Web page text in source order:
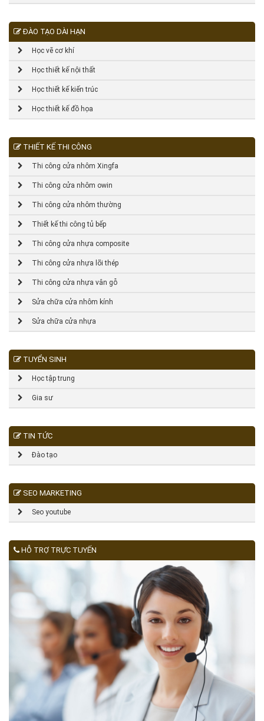
ĐÀO TẠO DÀI HẠN
Học vẽ cơ khí
Học thiết kế nội thất
Học thiết kế kiến trúc
Học thiết kế đồ họa
THIẾT KẾ THI CÔNG
Thi công cửa nhôm Xingfa
Thi công cửa nhôm owin
Thi công cửa nhôm thường
Thiết kế thi công tủ bếp
Thi công cửa nhựa composite
Thi công cửa nhựa lõi thép
Thi công cửa nhựa vân gỗ
Sửa chữa cửa nhôm kính
Sửa chữa cửa nhựa
TUYỂN SINH
Học tập trung
Gia sư
TIN TỨC
Đào tạo
SEO MARKETING
Seo youtube
HỖ TRỢ TRỰC TUYẾN